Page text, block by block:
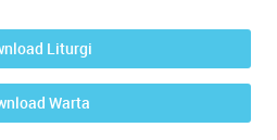
Liturgi
Warta